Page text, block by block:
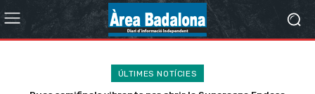
ÚLTIMES NOTÍCIES